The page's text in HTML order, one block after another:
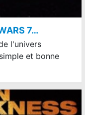
7…
l'univers
et bonne